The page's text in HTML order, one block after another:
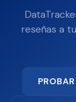
reseñas a